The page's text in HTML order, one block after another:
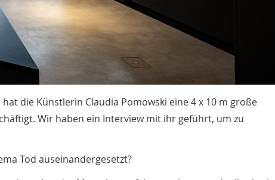
die Künstlerin Claudia Pomowski eine 4 x 10 m große
Wir haben ein Interview mit ihr geführt, um zu
Tod auseinandergesetzt?